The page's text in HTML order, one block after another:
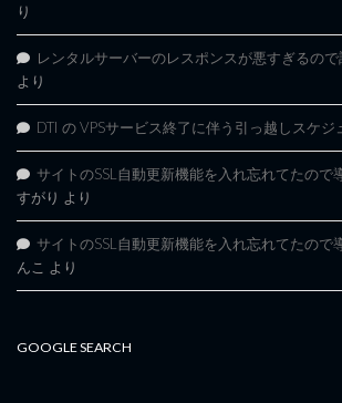
り
レンタルサーバーのレスポンスが悪すぎるので
より
DTI の VPSサービス終了に伴う引っ越しスケジ
サイトのSSL自動更新機能を入れ忘れてたので
すがり より
サイトのSSL自動更新機能を入れ忘れてたので
んこ より
GOOGLE SEARCH